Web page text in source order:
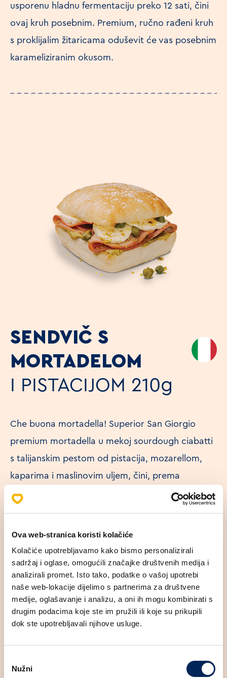
Ova web-stranica koristi kolačiće
Kolačiće upotrebljavamo kako bismo personalizirali
sadržaj i oglase, omogućili značajke društvenih medija i
analizirali promet. Isto tako, podatke o vašoj upotrebi
naše web-lokacije dijelimo s partnerima za društvene
medije, oglašavanje i analizu, a oni ih mogu kombinirati s
drugim podacima koje ste im pružili ili koje su prikupili
dok ste upotrebljavali njihove usluge.
pristanka
Nužni
usporenu hladnu fermentaciju preko 12 sati, čini
ovaj kruh posebnim. Premium, ručno rađeni kruh
s proklijalim žitaricama oduševit će vas posebnim
karameliziranim okusom.
SENDVIČ S
MORTADELOM
I PISTACIJOM 210g
Che buona mortadella! Superior San Giorgio
premium mortadella u mekoj sourdough ciabatti
s talijanskim pestom od pistacija, mozarellom,
kaparima i maslinovim uljem, čini, prema
talijanskoj recepturi, savršenu gurmansku